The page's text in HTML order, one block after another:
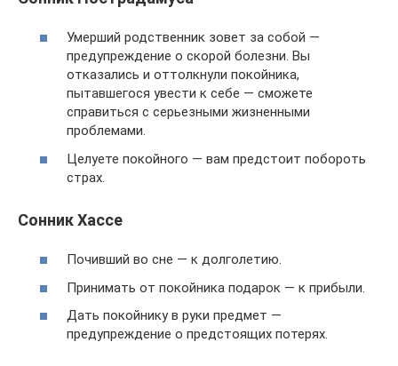
Умерший родственник зовет за собой —
предупреждение о скорой болезни. Вы
отказались и оттолкнули покойника,
пытавшегося увести к себе — сможете
справиться с серьезными жизненными
проблемами.
Целуете покойного — вам предстоит побороть
страх.
Сонник Хассе
Почивший во сне — к долголетию.
Принимать от покойника подарок — к прибыли.
Дать покойнику в руки предмет —
предупреждение о предстоящих потерях.